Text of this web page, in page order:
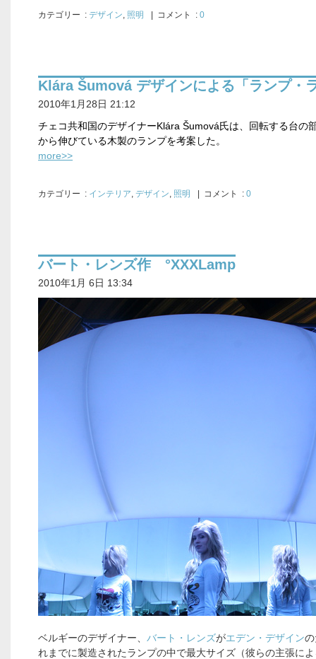
カテゴリー : デザイン, 照明 | コメント : 0
Klára Šumová デザインによる「ランプ・
2010年1月28日 21:12
チェコ共和国のデザイナーKlára Sumova氏は、回転する台の
から伸びている木製のランプを考案した。
more>>
カテゴリー : インテリア, デザイン, 照明 | コメント : 0
バート・レンズ作 °XXXLamp
2010年1月 6日 13:34
ベルギーのデザイナー、 バート・レンズがエデン・デザイン
れまでに製造されたランプの中で最大サイズ（彼らの主張に